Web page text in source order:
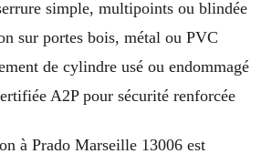
simple, multipoints ou blindée
sur portes bois, métal ou PVC
de cylindre usé ou endommagé
A2P pour sécurité renforcée
à Prado Marseille 13006 est